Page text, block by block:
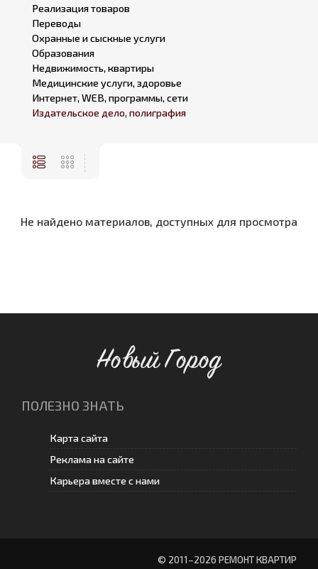
Реализация товаров
Переводы
Охранные и сыскные услуги
Образования
Недвижимость, квартиры
Медицинские услуги, здоровье
Интернет, WEB, программы, сети
Издательское дело, полиграфия
Не найдено материалов, доступных для просмотра
Новый Город
ПОЛЕЗНО ЗНАТЬ
Карта сайта
Реклама на сайте
Карьера вместе с нами
© 2011–2026 РЕМОНТ КВАРТИР